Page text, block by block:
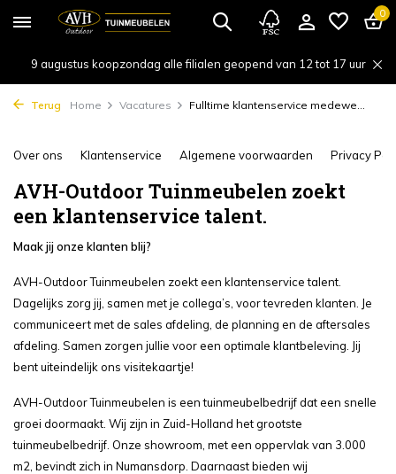
0
9 augustus koopzondag alle filialen geopend van 12 tot 17 uur
Terug Home Vacatures Fulltime klantenservice medewe...
Over ons Klantenservice Algemene voorwaarden Privacy
AVH-Outdoor Tuinmeubelen zoekt
een klantenservice talent.
Maak jij onze klanten blij?
AVH-Outdoor Tuinmeubelen zoekt een klantenservice talent.
Dagelijks zorg jij, samen met je collega’s, voor tevreden klanten. Je
communiceert met de sales afdeling, de planning en de aftersales
afdeling. Samen zorgen jullie voor een optimale klantbeleving. Jij
bent uiteindelijk ons visitekaartje!
AVH-Outdoor Tuinmeubelen is een tuinmeubelbedrijf dat een snelle
groei doormaakt. Wij zijn in Zuid-Holland het grootste
tuinmeubelbedrijf. Onze showroom, met een oppervlak van 3.000
m2, bevindt zich in Numansdorp. Daarnaast bieden wij